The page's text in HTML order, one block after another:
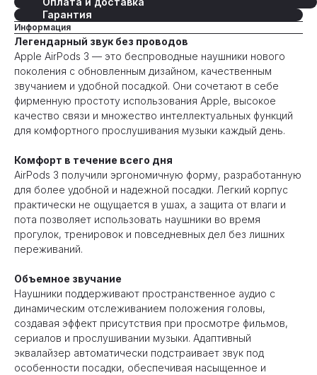
Гарантия
Информация
Легендарный звук без проводов
Apple AirPods 3 — это беспроводные наушники нового
поколения с обновленным дизайном, качественным
звучанием и удобной посадкой. Они сочетают в себе
фирменную простоту использования Apple, высокое
качество связи и множество интеллектуальных функций
для комфортного прослушивания музыки каждый день.
Комфорт в течение всего дня
AirPods 3 получили эргономичную форму, разработанную
для более удобной и надежной посадки. Легкий корпус
практически не ощущается в ушах, а защита от влаги и
пота позволяет использовать наушники во время
прогулок, тренировок и повседневных дел без лишних
переживаний.
Объемное звучание
Наушники поддерживают пространственное аудио с
динамическим отслеживанием положения головы,
создавая эффект присутствия при просмотре фильмов,
сериалов и прослушивании музыки. Адаптивный
эквалайзер автоматически подстраивает звук под
особенности посадки, обеспечивая насыщенное и